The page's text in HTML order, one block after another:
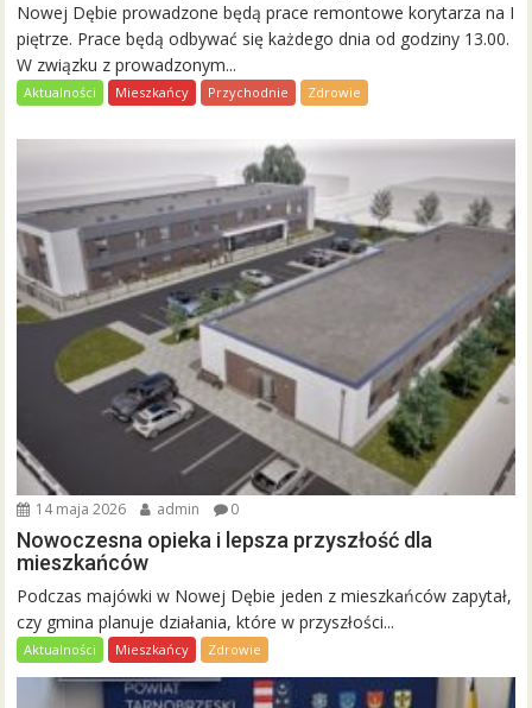
Nowej Dębie prowadzone będą prace remontowe korytarza na I
piętrze. Prace będą odbywać się każdego dnia od godziny 13.00.
W związku z prowadzonym...
Aktualności Mieszkańcy Przychodnie Zdrowie
14 maja 2026 admin 0
Nowoczesna opieka i lepsza przyszłość dla
mieszkańców
Podczas majówki w Nowej Dębie jeden z mieszkańców zapytał,
czy gmina planuje działania, które w przyszłości...
Aktualności Mieszkańcy Zdrowie